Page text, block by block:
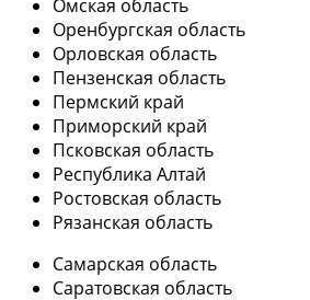
Омская область
Оренбургская область
Орловская область
Пензенская область
Пермский край
Приморский край
Псковская область
Республика Алтай
Ростовская область
Рязанская область
Самарская область
Саратовская область